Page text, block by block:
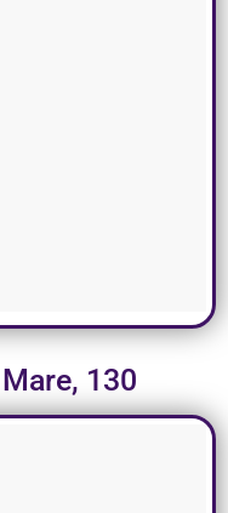
130